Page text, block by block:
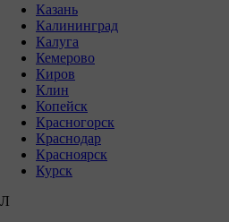
Казань
Калининград
Калуга
Кемерово
Киров
Клин
Копейск
Красногорск
Краснодар
Красноярск
Курск
Л